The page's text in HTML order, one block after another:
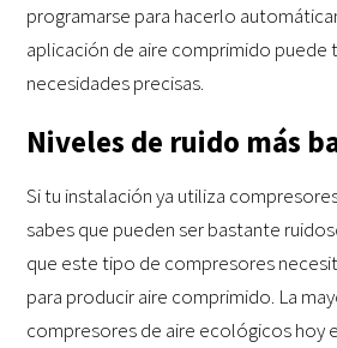
programarse para hacerlo
aplicación de aire comprimido puede
necesidades precisas.
Niveles de ruido más
Si tu instalación ya utiliza
sabes que pueden ser bastante
que este tipo de compresores
para producir aire comprimido. La
compresores de aire ecológicos hoy